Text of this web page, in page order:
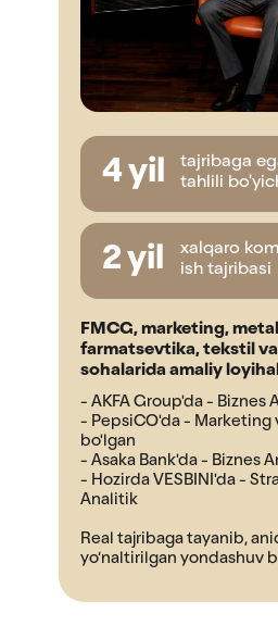
4 yil
tajribaga
tahlili
- AKFA Group'da - Biznes
- PepsiCO'da - Marketing
bo'lgan
- Asaka Bank'da - Biznes
- Hozirda VESBINI'da -
Analitik
Real tajribaga tayanib,
yo‘naltirilgan yondashuv
FMCG, marketing,
farmatsevtika, tekstil
sohalarida amaliy
2 yil
xalqaro
ish tajribasi